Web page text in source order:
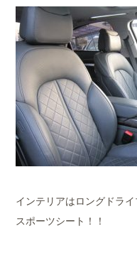
インテリアはロングドラ
スポーツシート！！